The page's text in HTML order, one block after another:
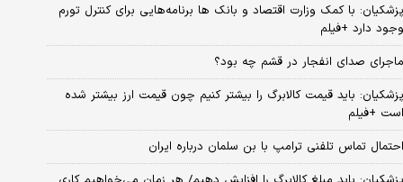
پزشکیان: با کمک وزارت اقتصاد و بانک ها برنامه‌هایی برای کنترل تورم
وجود دارد +فیلم
ماجرای صدای انفجار در قشم چه بود؟
پزشکیان: باید قیمت کالابرگ را بیشتر کنیم چون قیمت ارز بیشتر شده
است +فیلم
احتمال تماس تلفنی ترامپ با بن سلمان درباره ایران